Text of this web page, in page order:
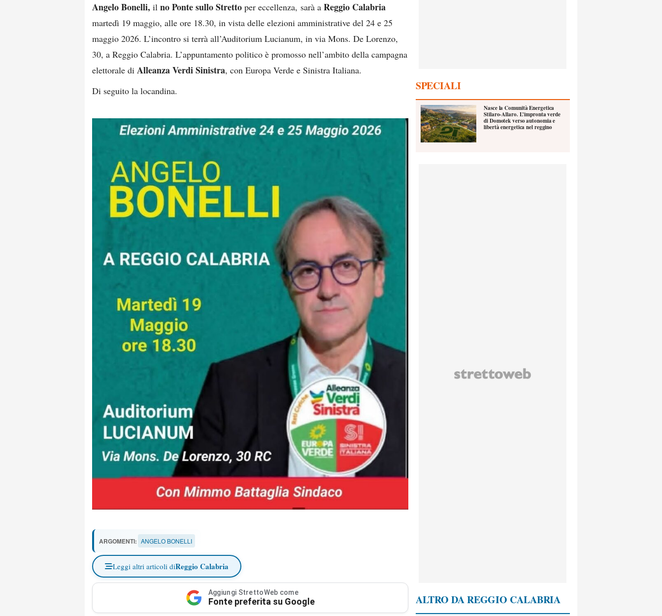
Angelo Bonelli, il no Ponte sullo Stretto per eccellenza, sarà a Reggio Calabria
martedì 19 maggio, alle ore 18.30, in vista delle elezioni amministrative del 24 e 25
maggio 2026. L’incontro si terrà all’Auditorium Lucianum, in via Mons. De Lorenzo,
30, a Reggio Calabria. L’appuntamento politico è promosso nell’ambito della campagna
elettorale di Alleanza Verdi Sinistra, con Europa Verde e Sinistra Italiana.
Di seguito la locandina.
ARGOMENTI: ANGELO BONELLI
Leggi altri articoli diReggio Calabria
Aggiungi StrettoWeb come
Fonte preferita su Google
SPECIALI
Nasce la Comunità Energetica
Stilaro-Allaro. L’impronta verde
di Domotek verso autonomia e
libertà energetica nel reggino
ALTRO DA REGGIO CALABRIA